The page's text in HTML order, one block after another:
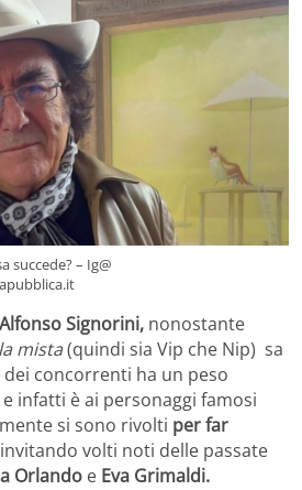
succede? – Ig@
Alfonso Signorini, nonostante
mista(quindi sia Vip che Nip) sa
concorrenti ha un peso
e infatti è ai personaggi famosi
si sono rivolti per far
invitando volti noti delle passate
Orlando e Eva Grimaldi.